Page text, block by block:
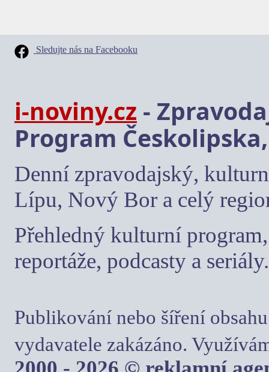
Sledujte nás na Facebooku
i-noviny.cz -
Program
Denní zpravodajský,
Lípu, Nový Bor a celý
Přehledný kulturní
reportáže, podcasty a seriály.
Publikování nebo šíření
vydavatele zakázáno.